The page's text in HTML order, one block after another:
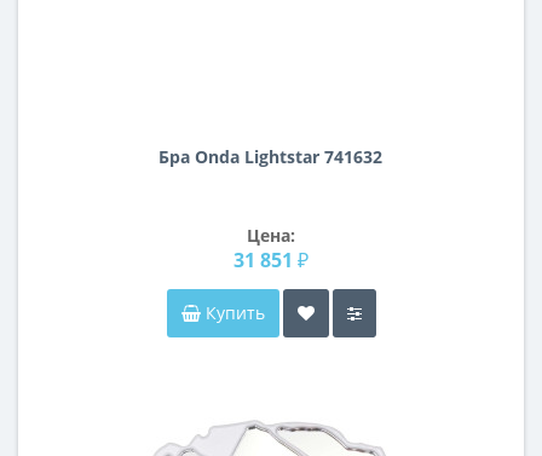
Бра Onda Lightstar 741632
Цена:
31 851 ₽
Купить